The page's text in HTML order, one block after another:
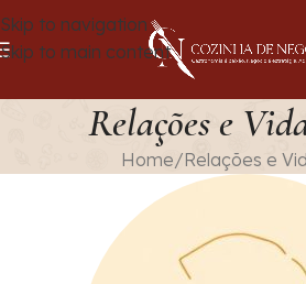
Skip to navigation
Skip to main content
Relações e
Home Relações e